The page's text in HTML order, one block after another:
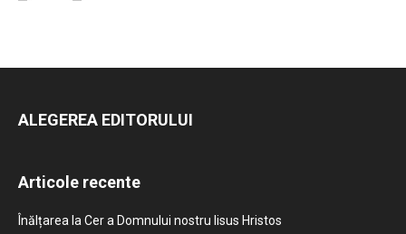
ALEGEREA EDITORULUI
Articole recente
Înălțarea la Cer a Domnului nostru Iisus Hristos